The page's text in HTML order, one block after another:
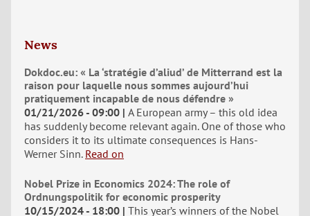
News
Dokdoc.eu: « La ‘stratégie d’aliud’ de Mitterrand est la
raison pour laquelle nous sommes aujourd’hui
pratiquement incapable de nous défendre »
01/21/2026 - 09:00 A European army – this old idea
has suddenly become relevant again. One of those who
considers it to its ultimate consequences is Hans-
Werner Sinn. Read on
Nobel Prize in Economics 2024: The role of
Ordnungspolitik for economic prosperity
10/15/2024 - 18:00 This year’s winners of the Nobel